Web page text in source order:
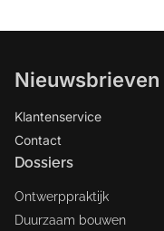
Nieuwsbrieven
Klantenservice
Contact
Dossiers
Ontwerppraktijk
Duurzaam bouwen